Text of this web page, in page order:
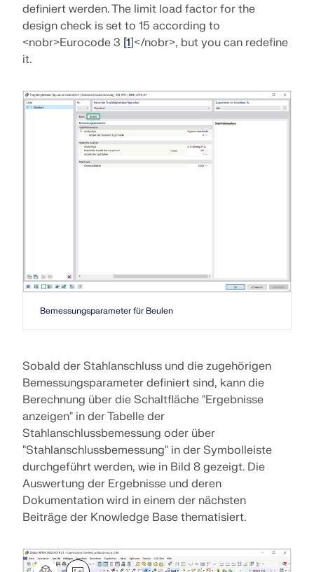
definiert werden. The limit load factor for the
design check is set to 15 according to
<nobr>Eurocode 3 [1]</nobr>, but you can redefine
it.
Bemessungsparameter für Beulen
Sobald der Stahlanschluss und die zugehörigen
Bemessungsparameter definiert sind, kann die
Berechnung über die Schaltfläche "Ergebnisse
anzeigen" in der Tabelle der
Stahlanschlussbemessung oder über
"Stahlanschlussbemessung" in der Symbolleiste
durchgeführt werden, wie in Bild 8 gezeigt. Die
Auswertung der Ergebnisse und deren
Dokumentation wird in einem der nächsten
Beiträge der Knowledge Base thematisiert.